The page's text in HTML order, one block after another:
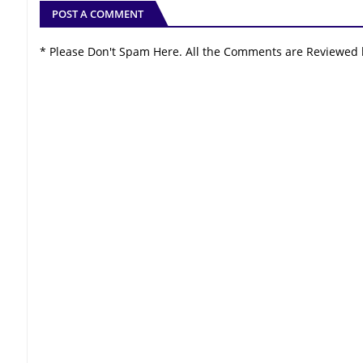
POST A COMMENT
* Please Don't Spam Here. All the Comments are Reviewed